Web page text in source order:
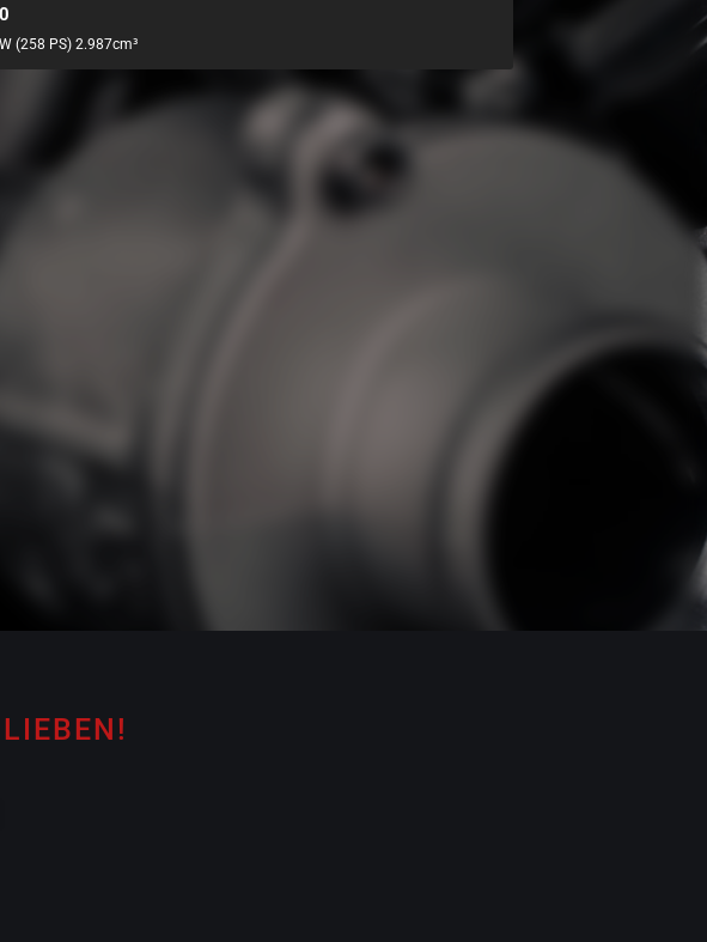
(258 PS) 2.987cm³